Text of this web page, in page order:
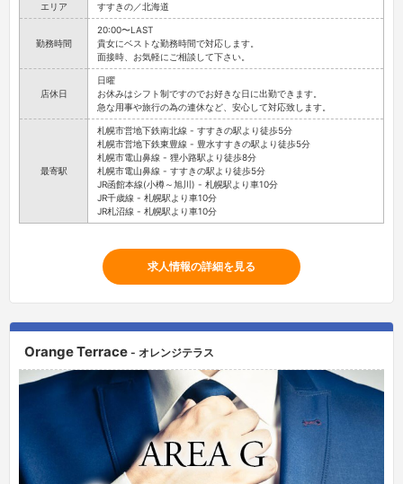
エリア すすきの／北海道
勤務時間
20:00〜LAST
貴女にベストな勤務時間で対応します。
面接時、お気軽にご相談して下さい。
店休日
日曜
お休みはシフト制ですのでお好きな日に出勤できます。
急な用事や旅行の為の連休など、安心して対応致します。
最寄駅
札幌市営地下鉄南北線 - すすきの駅より徒歩5分
札幌市営地下鉄東豊線 - 豊水すすきの駅より徒歩5分
札幌市電山鼻線 - 狸小路駅より徒歩8分
札幌市電山鼻線 - すすきの駅より徒歩5分
JR函館本線(小樽～旭川) - 札幌駅より車10分
JR千歳線 - 札幌駅より車10分
JR札沼線 - 札幌駅より車10分
求人情報の詳細を見る
Orange Terrace - オレンジテラス